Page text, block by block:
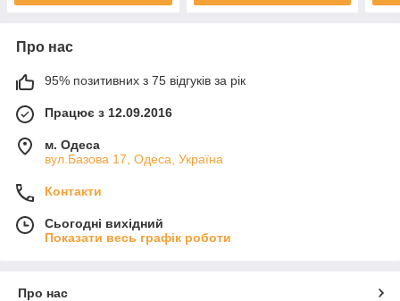
Про нас
95% позитивних з 75 відгуків за рік
Працює з 12.09.2016
м. Одеса
вул.Базова 17, Одеса, Україна
Контакти
Сьогодні вихідний
Показати весь графік роботи
Про нас